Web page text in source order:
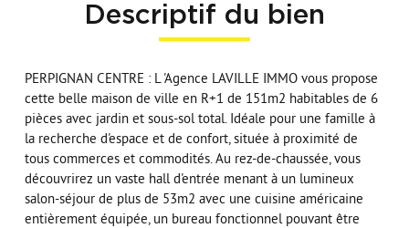
Descriptif du bien
PERPIGNAN CENTRE : L 'Agence LAVILLE IMMO vous propose
cette belle maison de ville en R+1 de 151m2 habitables de 6
pièces avec jardin et sous-sol total. Idéale pour une famille à
la recherche d'espace et de confort, située à proximité de
tous commerces et commodités. Au rez-de-chaussée, vous
découvrirez un vaste hall d'entrée menant à un lumineux
salon-séjour de plus de 53m2 avec une cuisine américaine
entièrement équipée, un bureau fonctionnel pouvant être